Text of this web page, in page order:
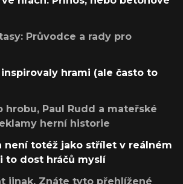
Průvodce a rady pro
hrami (ale často to
hrobu, Paul Rudd a mateřské
herní historie
není totéž jako střílet v reálném
to dost hráčů myslí
jinak. Znáte tyto přehlížené